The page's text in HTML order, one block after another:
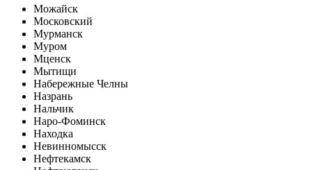
Можайск
Московский
Мурманск
Муром
Мценск
Мытищи
Набережные Челны
Назрань
Нальчик
Наро-Фоминск
Находка
Невинномысск
Нефтекамск